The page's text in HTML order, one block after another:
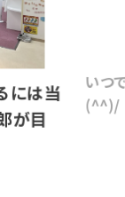
には当
が目
いつ
(^^)/